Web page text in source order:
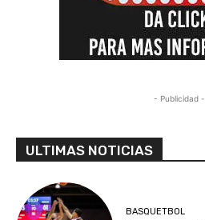
- Publicidad -
ULTIMAS NOTICIAS
BASQUETBOL